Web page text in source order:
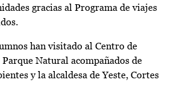
gracias al Programa de viajes
han visitado al Centro de
Natural acompañados de
y la alcaldesa de Yeste, Cortes